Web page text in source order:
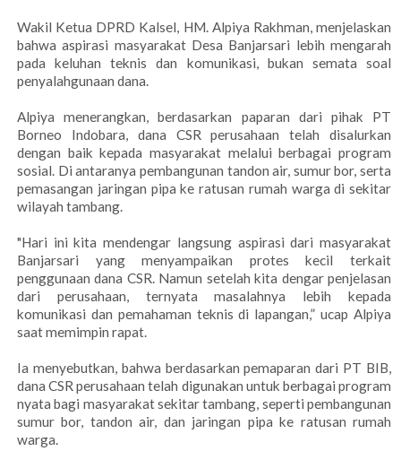
Wakil Ketua DPRD Kalsel, HM. Alpiya Rakhman, menjelaskan
bahwa aspirasi masyarakat Desa Banjarsari lebih mengarah
pada keluhan teknis dan komunikasi, bukan semata soal
penyalahgunaan dana.
Alpiya menerangkan, berdasarkan paparan dari pihak PT
Borneo Indobara, dana CSR perusahaan telah disalurkan
dengan baik kepada masyarakat melalui berbagai program
sosial. Di antaranya pembangunan tandon air, sumur bor, serta
pemasangan jaringan pipa ke ratusan rumah warga di sekitar
wilayah tambang.
"Hari ini kita mendengar langsung aspirasi dari masyarakat
Banjarsari yang menyampaikan protes kecil terkait
penggunaan dana CSR. Namun setelah kita dengar penjelasan
dari perusahaan, ternyata masalahnya lebih kepada
komunikasi dan pemahaman teknis di lapangan,” ucap Alpiya
saat memimpin rapat.
Ia menyebutkan, bahwa berdasarkan pemaparan dari PT BIB,
dana CSR perusahaan telah digunakan untuk berbagai program
nyata bagi masyarakat sekitar tambang, seperti pembangunan
sumur bor, tandon air, dan jaringan pipa ke ratusan rumah
warga.